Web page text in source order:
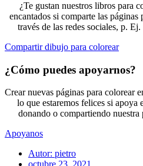
¿Te gustan nuestros libros para
encantados si comparte las páginas
través de las redes sociales, p.
Compartir dibujo para colorear
¿Cómo puedes apoyarnos?
Crear nuevas páginas para colorear
lo que estaremos felices si apoya
donando o compartiendo nuestra
Apoyanos
Autor: pietro